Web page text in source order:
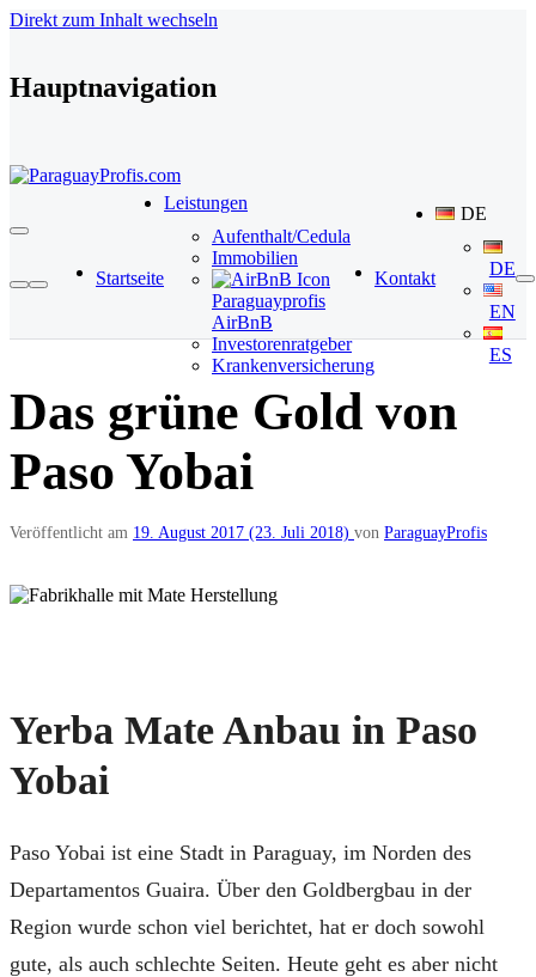
Direkt zum Inhalt wechseln
Hauptnavigation
Startseite
Leistungen
Aufenthalt/Cedula
Immobilien
Paraguayprofis
AirBnB
Investorenratgeber
Krankenversicherung
Kontakt
DE
DE
EN
ES
Das grüne Gold von
Paso Yobai
Veröffentlicht am 19. August 2017 (23. Juli 2018) von ParaguayProfis
Yerba Mate Anbau in Paso
Yobai
Paso Yobai ist eine Stadt in Paraguay, im Norden des
Departamentos Guaira. Über den Goldbergbau in der
Region wurde schon viel berichtet, hat er doch sowohl
gute, als auch schlechte Seiten. Heute geht es aber nicht